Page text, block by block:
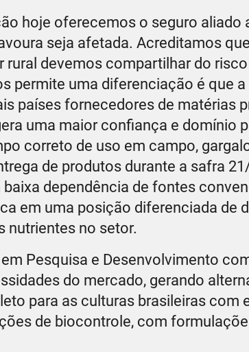
hoje oferecemos o seguro aliado
seja afetada. Acreditamos
devemos compartilhar do
permite uma diferenciação é que a
países fornecedores de matérias
uma maior confiança e domínio
correto de uso em campo,
de produtos durante a safra
dependência de fontes
em uma posição diferenciada de
nutrientes no setor.
Pesquisa e Desenvolvimento
do mercado, gerando
para as culturas brasileiras com
de biocontrole, com